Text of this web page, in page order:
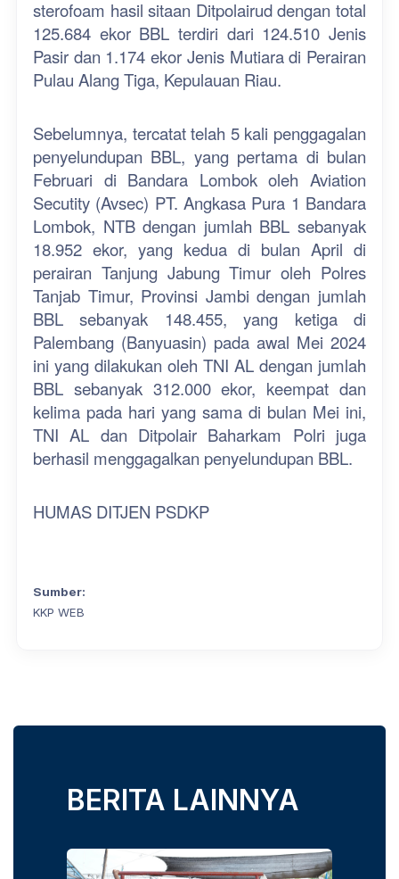
sterofoam hasil sitaan Ditpolairud dengan total
125.684 ekor BBL terdiri dari 124.510 Jenis
Pasir dan 1.174 ekor Jenis Mutiara di Perairan
Pulau Alang Tiga, Kepulauan Riau.
Sebelumnya, tercatat telah 5 kali penggagalan
penyelundupan BBL, yang pertama di bulan
Februari di Bandara Lombok oleh Aviation
Secutity (Avsec) PT. Angkasa Pura 1 Bandara
Lombok, NTB dengan jumlah BBL sebanyak
18.952 ekor, yang kedua di bulan April di
perairan Tanjung Jabung Timur oleh Polres
Tanjab Timur, Provinsi Jambi dengan jumlah
BBL sebanyak 148.455, yang ketiga di
Palembang (Banyuasin) pada awal Mei 2024
ini yang dilakukan oleh TNI AL dengan jumlah
BBL sebanyak 312.000 ekor, keempat dan
kelima pada hari yang sama di bulan Mei ini,
TNI AL dan Ditpolair Baharkam Polri juga
berhasil menggagalkan penyelundupan BBL.
HUMAS DITJEN PSDKP
Sumber:
KKP WEB
BERITA LAINNYA